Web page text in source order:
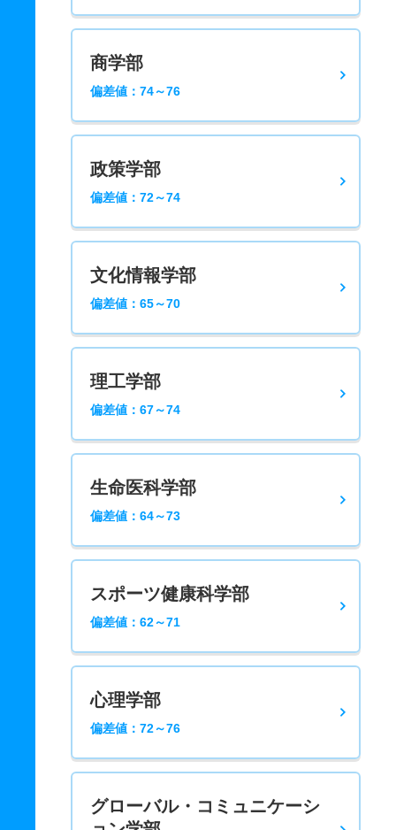
商学部
偏差値：74～76
政策学部
偏差値：72～74
文化情報学部
偏差値：65～70
理工学部
偏差値：67～74
生命医科学部
偏差値：64～73
スポーツ健康科学部
偏差値：62～71
心理学部
偏差値：72～76
グローバル・コミュニケーシ